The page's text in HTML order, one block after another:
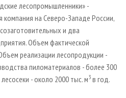
лесопромышленники» -
на Северо-Западе России,
и два
Объем фактической
реализации лесопродукции -
пиломатериалов - более 300
- около 2000 тыс. м3 в год.